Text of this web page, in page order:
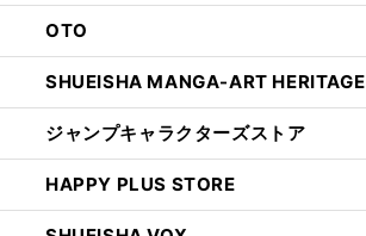
OTO
SHUEISHA MANGA-ART HERITAGE
ジャンプキャラクターズストア
HAPPY PLUS STORE